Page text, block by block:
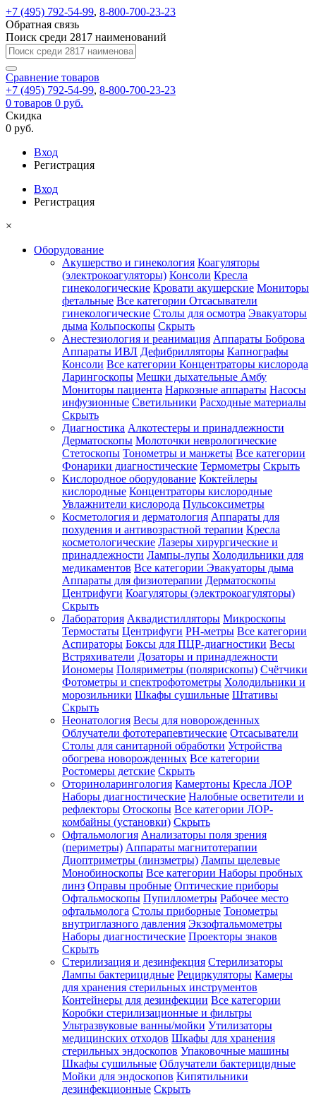
+7 (495) 792-54-99, 8-800-700-23-23
Обратная связь
Поиск среди 2817 наименований
Сравнение товаров
+7 (495) 792-54-99, 8-800-700-23-23
0 товаров 0 руб.
Скидка
0 руб.
Вход
Регистрация
Вход
Регистрация
×
Оборудование
Акушерство и гинекология Коагуляторы
(электрокоагуляторы) Консоли Кресла
гинекологические Кровати акушерские Мониторы
фетальные Все категории Отсасыватели
гинекологические Столы для осмотра Эвакуаторы
дыма Кольпоскопы Скрыть
Анестезиология и реанимация Аппараты Боброва
Аппараты ИВЛ Дефибрилляторы Капнографы
Консоли Все категории Концентраторы кислорода
Ларингоскопы Мешки дыхательные Амбу
Мониторы пациента Наркозные аппараты Насосы
инфузионные Светильники Расходные материалы
Скрыть
Диагностика Алкотестеры и принадлежности
Дерматоскопы Молоточки неврологические
Стетоскопы Тонометры и манжеты Все категории
Фонарики диагностические Термометры Скрыть
Кислородное оборудование Коктейлеры
кислородные Концентраторы кислородные
Увлажнители кислорода Пульсоксиметры
Косметология и дерматология Аппараты для
похудения и антивозрастной терапии Кресла
косметологические Лазеры хирургические и
принадлежности Лампы-лупы Холодильники для
медикаментов Все категории Эвакуаторы дыма
Аппараты для физиотерапии Дерматоскопы
Центрифуги Коагуляторы (электрокоагуляторы)
Скрыть
Лаборатория Аквадистилляторы Микроскопы
Термостаты Центрифуги PH-метры Все категории
Аспираторы Боксы для ПЦР-диагностики Весы
Встряхиватели Дозаторы и принадлежности
Иономеры Поляриметры (полярископы) Счётчики
Фотометры и спектрофотометры Холодильники и
морозильники Шкафы сушильные Штативы
Скрыть
Неонатология Весы для новорожденных
Облучатели фототерапевтические Отсасыватели
Столы для санитарной обработки Устройства
обогрева новорожденных Все категории
Ростомеры детские Скрыть
Оториноларингология Камертоны Кресла ЛОР
Наборы диагностические Налобные осветители и
рефлекторы Отоскопы Все категории ЛОР-
комбайны (установки) Скрыть
Офтальмология Анализаторы поля зрения
(периметры) Аппараты магнитотерапии
Диоптриметры (линзметры) Лампы щелевые
Монобиноскопы Все категории Наборы пробных
линз Оправы пробные Оптические приборы
Офтальмоскопы Пупиллометры Рабочее место
офтальмолога Столы приборные Тонометры
внутриглазного давления Экзофтальмометры
Наборы диагностические Проекторы знаков
Скрыть
Стерилизация и дезинфекция Стерилизаторы
Лампы бактерицидные Рециркуляторы Камеры
для хранения стерильных инструментов
Контейнеры для дезинфекции Все категории
Коробки стерилизационные и фильтры
Ультразвуковые ванны/мойки Утилизаторы
медицинских отходов Шкафы для хранения
стерильных эндоскопов Упаковочные машины
Шкафы сушильные Облучатели бактерицидные
Мойки для эндоскопов Кипятильники
дезинфекционные Скрыть